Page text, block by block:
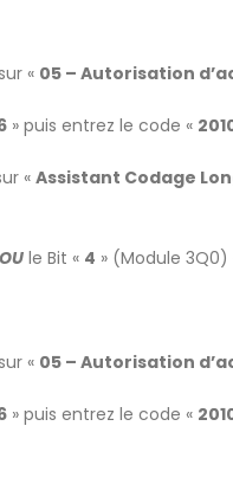
« 05 – Autorisation
» puis entrez le code «
«Assistant Codage
OU le Bit « 4 » (Module 3Q0)
« 05 – Autorisation
» puis entrez le code «